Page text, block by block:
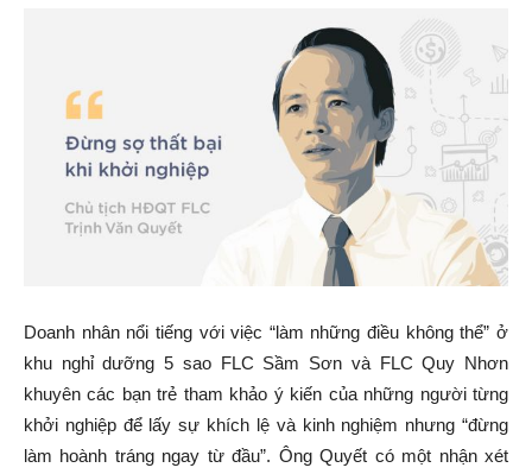
Doanh nhân nổi tiếng với việc “làm những điều không thể” ở
khu nghỉ dưỡng 5 sao FLC Sầm Sơn và FLC Quy Nhơn
khuyên các bạn trẻ tham khảo ý kiến của những người từng
khởi nghiệp để lấy sự khích lệ và kinh nghiệm nhưng “đừng
làm hoành tráng ngay từ đầu”. Ông Quyết có một nhận xét